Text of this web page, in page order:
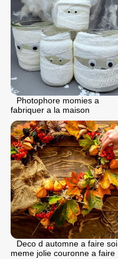
Photophore momies a
fabriquer a la maison
Deco d automne a faire soi
meme jolie couronne a faire